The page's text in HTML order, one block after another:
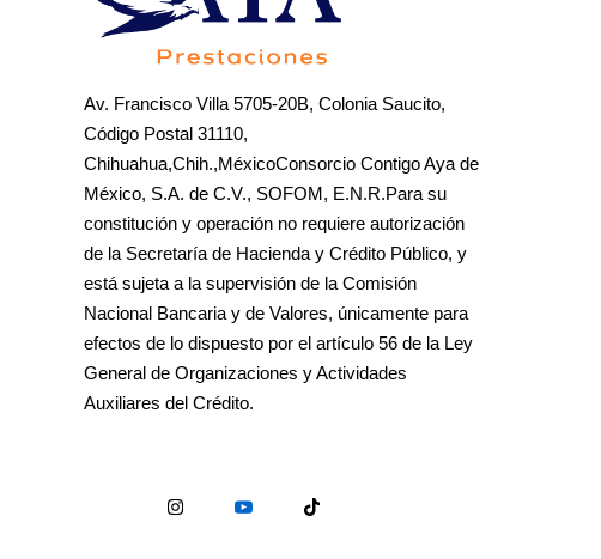
Av. Francisco Villa 5705-20B, Colonia Saucito,
Código Postal 31110,
Chihuahua,Chih.,MéxicoConsorcio Contigo Aya de
México, S.A. de C.V., SOFOM, E.N.R.Para su
constitución y operación no requiere autorización
de la Secretaría de Hacienda y Crédito Público, y
está sujeta a la supervisión de la Comisión
Nacional Bancaria y de Valores, únicamente para
efectos de lo dispuesto por el artículo 56 de la Ley
General de Organizaciones y Actividades
Auxiliares del Crédito.